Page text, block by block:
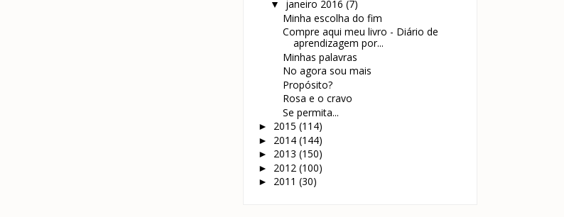
▼ janeiro 2016 (7)
Minha escolha do fim
Compre aqui meu livro - Diário de
aprendizagem por...
Minhas palavras
No agora sou mais
Propósito?
Rosa e o cravo
Se permita...
► 2015 (114)
► 2014 (144)
► 2013 (150)
► 2012 (100)
► 2011 (30)